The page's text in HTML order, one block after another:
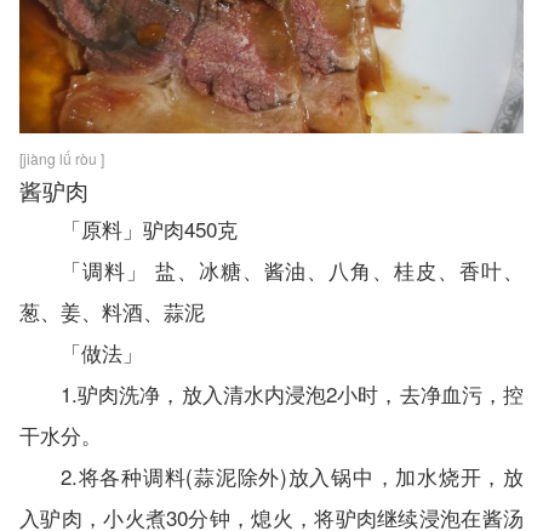
[jiàng lǘ ròu ]
酱驴肉
「原料」驴肉450克
「调料」 盐、冰糖、酱油、八角、桂皮、香叶、
葱、姜、料酒、蒜泥
「做法」
1.驴肉洗净，放入清水内浸泡2小时，去净血污，控
干水分。
2.将各种调料(蒜泥除外)放入锅中，加水烧开，放
入驴肉，小火煮30分钟，熄火，将驴肉继续浸泡在酱汤